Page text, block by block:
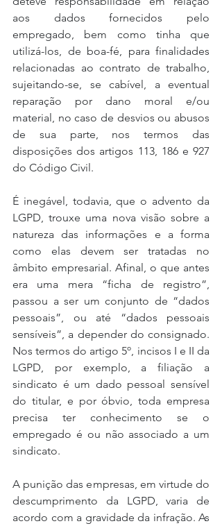
aos dados fornecidos pelo
empregado, bem como tinha que
utilizá-los, de boa-fé, para finalidades
relacionadas ao contrato de trabalho,
sujeitando-se, se cabível, a eventual
reparação por dano moral e/ou
material, no caso de desvios ou abusos
de sua parte, nos termos das
disposições dos artigos 113, 186 e 927
do Código Civil.
É inegável, todavia, que o advento da
LGPD, trouxe uma nova visão sobre a
natureza das informações e a forma
como elas devem ser tratadas no
âmbito empresarial. Afinal, o que antes
era uma mera “ficha de registro”,
passou a ser um conjunto de “dados
pessoais”, ou até “dados pessoais
sensíveis”, a depender do consignado.
Nos termos do artigo 5º, incisos I e II da
LGPD, por exemplo, a filiação a
sindicato é um dado pessoal sensível
do titular, e por óbvio, toda empresa
precisa ter conhecimento se o
empregado é ou não associado a um
sindicato.
A punição das empresas, em virtude do
descumprimento da LGPD, varia de
acordo com a gravidade da infração. As